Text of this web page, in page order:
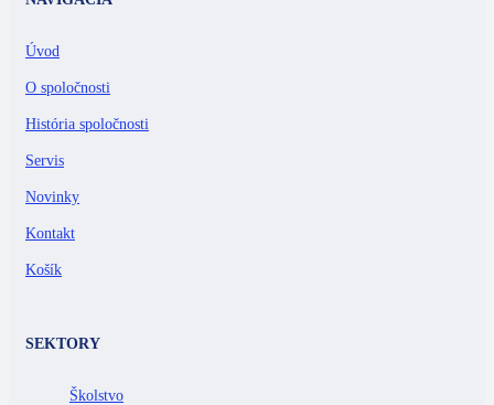
Úvod
O spoločnosti
História spoločnosti
Servis
Novinky
Kontakt
Košík
SEKTORY
Školstvo